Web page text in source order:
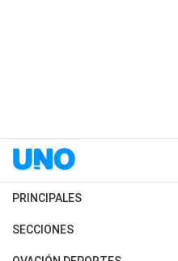
PRINCIPALES
Últimas Noticias
Política
SECCIONES